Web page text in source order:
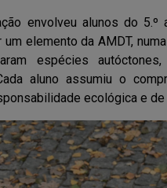
envolveu alunos do
um elemento da AMDT,
espécies
aluno assumiu o
ecológica e de